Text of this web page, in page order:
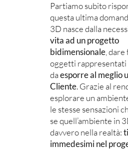
Partiamo subito
questa ultima
3D nasce dalla
vita ad un progetto
bidimensionale, dare
oggetti rappresentati
daesporre al meglio
Cliente. Grazie al
esplorare un
le stesse sensazioni
se quell’ambiente in
davvero nella realtà:ti
immedesimi nel